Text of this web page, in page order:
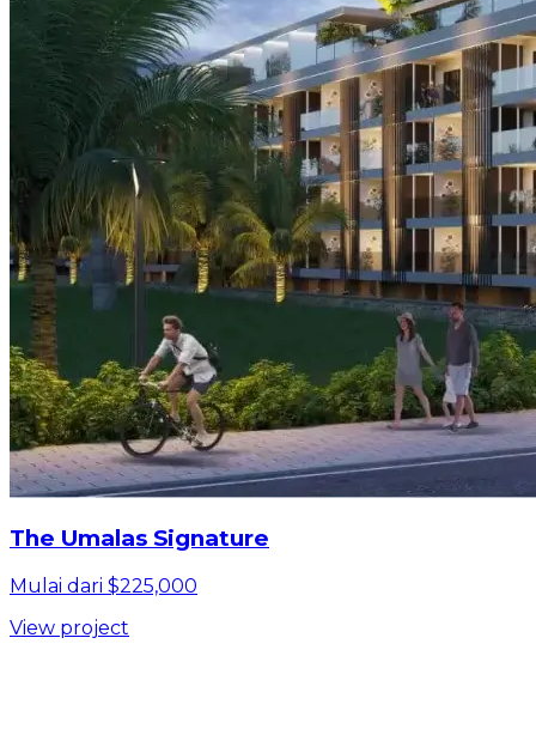
The Umalas Signature
Mulai dari $225,000
View project